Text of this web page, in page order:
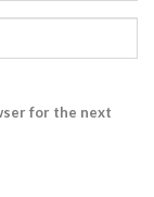
for the next